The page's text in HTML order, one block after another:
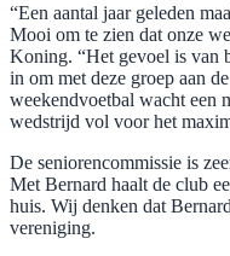
“Een aantal jaar geleden
Mooi om te zien dat onze
Koning. “Het gevoel is van
in om met deze groep aan
weekendvoetbal wacht een
wedstrijd vol voor het
De seniorencommissie is
Met Bernard haalt de club
huis. Wij denken dat
vereniging.